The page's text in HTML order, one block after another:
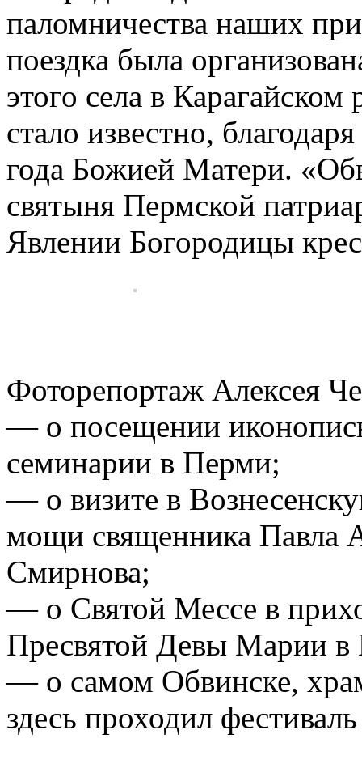
паломничества наших
поездка была
этого села в
стало известно,
года Божией Матери.
святыня Пермской
Явлении Богородицы
Фоторепортаж Алексея
— о посещении
семинарии в Перми;
— о визите в
мощи священника Павла
Смирнова;
— о Святой Мессе в
Пресвятой Девы Марии
— о самом Обвинске,
здесь проходил